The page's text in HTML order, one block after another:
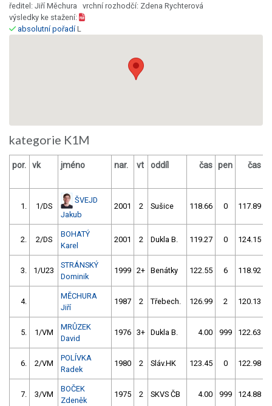
ředitel: Jiří Měchura vrchní rozhodčí: Zdena Rychterová
výsledky ke stažení:
absolutní pořadíL
kategorie K1M
por. vk jméno nar. vt oddíl čas pen čas
1. 1/DS
ŠVEJD
Jakub
2001 2 Sušice 118.66 0 117.89
2. 2/DS
BOHATÝ
Karel
2001 2 Dukla B. 119.27 0 124.15
3. 1/U23
STRÁNSKÝ
Dominik
1999 2+ Benátky 122.55 6 118.92
4.
MĚCHURA
Jiří
1987 2 Třebech. 126.99 2 120.13
5. 1/VM
MRŮZEK
David
1976 3+ Dukla B. 4.00 999 122.63
6. 2/VM
POLÍVKA
Radek
1980 2 Sláv.HK 123.45 0 122.98
7. 3/VM
BOČEK
Zdeněk
1975 2 SKVS ČB 4.00 999 124.88